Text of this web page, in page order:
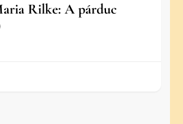
Rilke: A párduc